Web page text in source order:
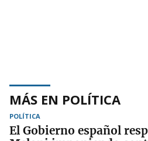
MÁS EN POLÍTICA
POLÍTICA
El Gobierno español